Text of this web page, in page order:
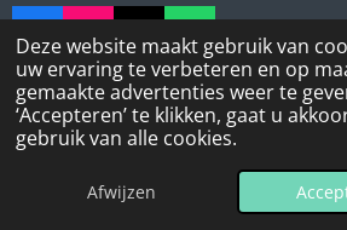
Deze website maakt gebruik van
uw ervaring te verbeteren en op
gemaakte advertenties weer te
‘Accepteren’ te klikken, gaat u
gebruik van alle cookies.
Afwijzen
F
a
c
e
b
I
n
s
t
a
a
T
i
k
T
o
W
h
a
t
s
© 2023 - 2026 Dog & Hoof Care
Powered byJouwWeb
E-mailadres Telefoonnummer